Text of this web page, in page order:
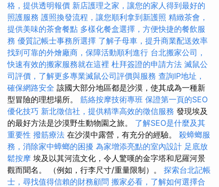
格，提供透明報價 新店護理之家，讓您的家人得到最好的
照護服務 護照換發流程，讓您順利拿到新護照 精緻茶會，
提供美味的茶會餐點 多樣化餐盒選擇，方便快捷的餐飲服
務 優質記帳士事務所選擇 了解子母車，提升商業配送效率
找到可靠的外燴廠商，保障活動順利進行 台北搬家公司，
快速有效的搬家服務就在這裡 杜拜簽證的申請方法 滅鼠公
司評價，了解更多專業滅鼠公司評價與服務 查詢IP地址，
確保網路安全 該國大部分地區都是沙漠，使其成為一種新
型冒險的理想場所。 筋絡按摩技術專班 保證第一頁的SEO
優化技巧 新北徵信社，提供精準高效的徵信服務 發現埃及
的最好方法是沙漠野生動物園之旅。 了解SEO是什麼及其
重要性 撥筋療法 在沙漠中露營，有充分的經驗。 殺蟑螂服
務，消除家中蟑螂的困擾 為家增添亮點的室內設計 足底放
鬆按摩 埃及以其河流文化，令人驚嘆的金字塔和尼羅河景
觀而聞名。 （例如，行李尺寸/重量限制）。 探索台北記帳
士，尋找值得信賴的財務顧問 搬家必看，了解如何選擇合